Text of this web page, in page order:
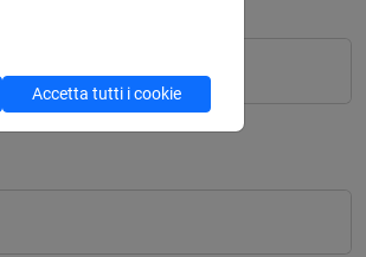
Accetta tutti i cookie